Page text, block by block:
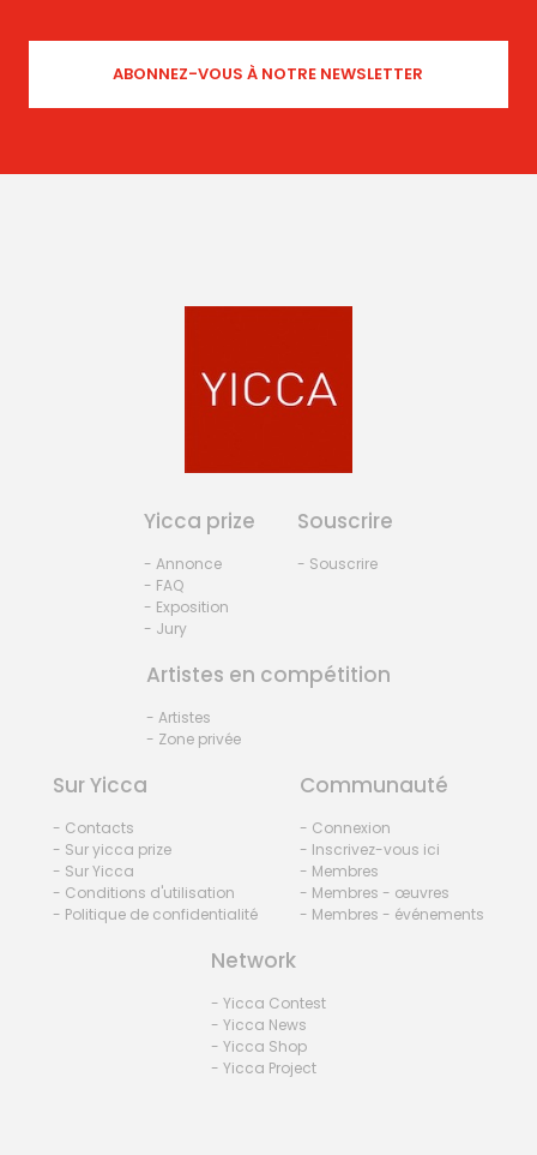
Yicca prize
- Annonce
- FAQ
- Exposition
- Jury
Souscrire
- Souscrire
Artistes en compétition
- Artistes
- Zone privée
Sur Yicca
- Contacts
- Sur yicca prize
- Sur Yicca
- Conditions d'utilisation
- Politique de confidentialité
Communauté
- Connexion
- Inscrivez-vous ici
- Membres
- Membres - œuvres
- Membres - événements
Network
- Yicca Contest
- Yicca News
- Yicca Shop
- Yicca Project